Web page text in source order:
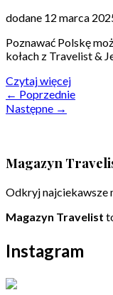
dodane 12 marca
Poznawać Polskę
kołach z Travelist &
Czytaj więcej
← Poprzednie
Następne →
Magazyn
Odkryj najciekawsze
Magazyn Travelist
Instagram